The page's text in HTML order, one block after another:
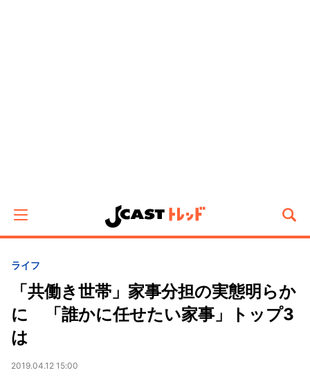
ライフ
「共働き世帯」家事分担の実態明らか
に 「誰かに任せたい家事」トップ3
は
2019.04.12 15:00